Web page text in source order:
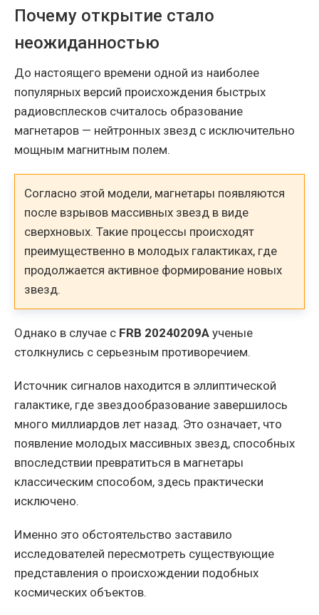
Почему открытие стало
неожиданностью
До настоящего времени одной из наиболее
популярных версий происхождения быстрых
радиовсплесков считалось образование
магнетаров — нейтронных звезд с исключительно
мощным магнитным полем.
Согласно этой модели, магнетары появляются
после взрывов массивных звезд в виде
сверхновых. Такие процессы происходят
преимущественно в молодых галактиках, где
продолжается активное формирование новых
звезд.
Однако в случае с FRB 20240209A ученые
столкнулись с серьезным противоречием.
Источник сигналов находится в эллиптической
галактике, где звездообразование завершилось
много миллиардов лет назад. Это означает, что
появление молодых массивных звезд, способных
впоследствии превратиться в магнетары
классическим способом, здесь практически
исключено.
Именно это обстоятельство заставило
исследователей пересмотреть существующие
представления о происхождении подобных
космических объектов.